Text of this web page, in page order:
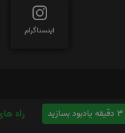
اینستاگرام
راه